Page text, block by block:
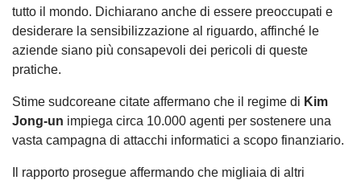
tutto il mondo. Dichiarano anche di essere preoccupati e
desiderare la sensibilizzazione al riguardo, affinché le
aziende siano più consapevoli dei pericoli di queste
pratiche.
Stime sudcoreane citate affermano che il regime di Kim
Jong-un impiega circa 10.000 agenti per sostenere una
vasta campagna di attacchi informatici a scopo finanziario.
Il rapporto prosegue affermando che migliaia di altri